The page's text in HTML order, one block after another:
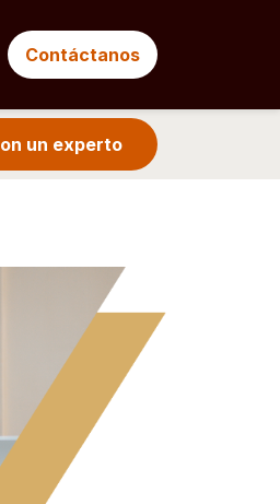
Contáctanos
un experto